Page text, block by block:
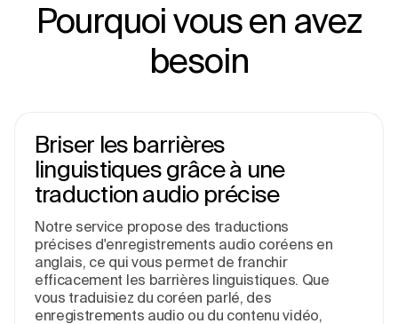
Pourquoi vous en avez
besoin
Briser les barrières
linguistiques grâce à une
traduction audio précise
Notre service propose des traductions
précises d'enregistrements audio coréens en
anglais, ce qui vous permet de franchir
efficacement les barrières linguistiques. Que
vous traduisiez du coréen parlé, des
enregistrements audio ou du contenu vidéo,